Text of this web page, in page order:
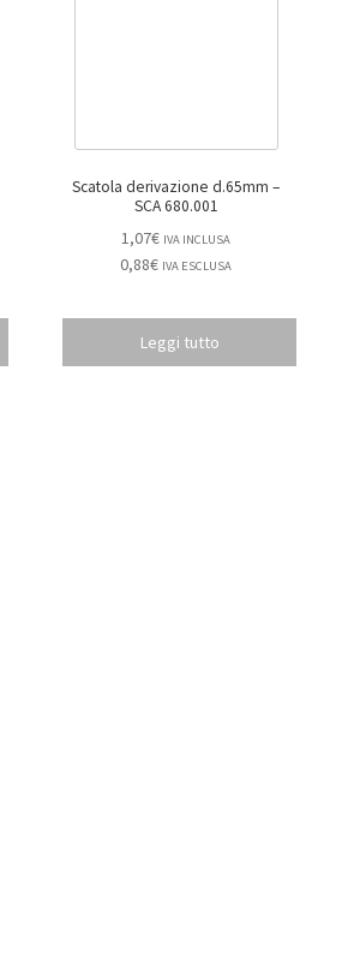
Scatola derivazione d.65mm –
SCA 680.001
1,07€ IVA INCLUSA
0,88€ IVA ESCLUSA
Leggi tutto